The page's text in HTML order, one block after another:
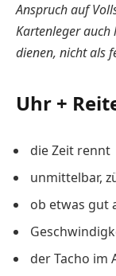
Anspruch auf
Kartenleger
dienen, nicht als
Uhr +
die Zeit rennt
unmittelbar,
ob etwas gut
der Tacho im